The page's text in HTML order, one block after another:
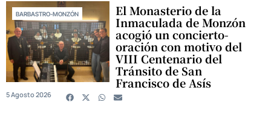
BARBASTRO-MONZÓN El Monasterio de la
Inmaculada de Monzón
acogió un concierto-
oración con motivo del
VIII Centenario del
Tránsito de San
Francisco de Asís
5 Agosto 2026